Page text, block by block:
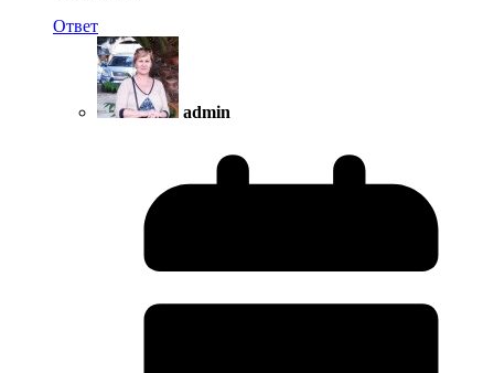
Ответ
admin